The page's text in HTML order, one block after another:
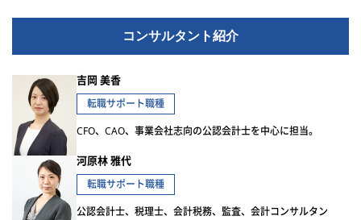
コンサルタント紹介
吉岡 美香
転職サポート職種
CFO、CAO、事業会社志向の公認会計士を中心に担当。
河原林 雅代
転職サポート職種
公認会計士、税理士、会計税務、監査、会計コンサルタン